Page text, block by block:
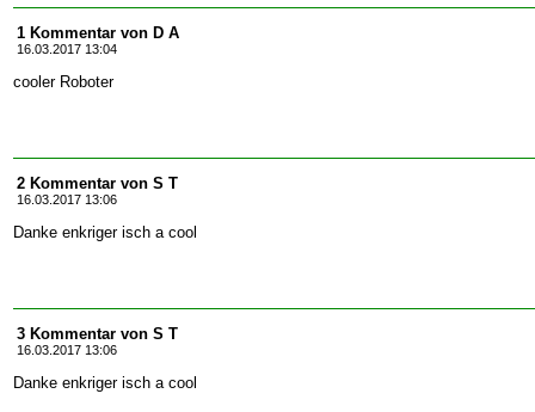
1 Kommentar von D A
16.03.2017 13:04
cooler Roboter
2 Kommentar von S T
16.03.2017 13:06
Danke enkriger isch a cool
3 Kommentar von S T
16.03.2017 13:06
Danke enkriger isch a cool